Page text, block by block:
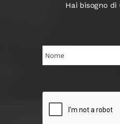
Hai bisogno